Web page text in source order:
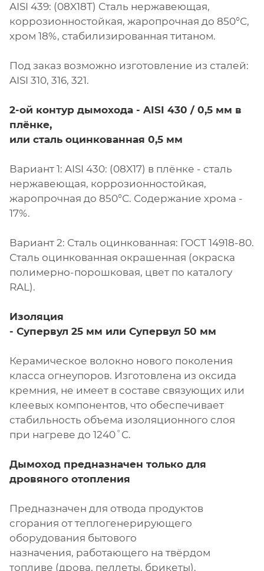
AISI 439: (08X18Т) Сталь нержавеющая,
коррозионностойкая, жаропрочная до 850°С,
хром 18%, стабилизированная титаном.
Под заказ возможно изготовление из сталей:
AISI 310, 316, 321.
2-ой контур дымохода - AISI 430 / 0,5 мм в
плёнке,
или сталь оцинкованная 0,5 мм
Вариант 1: AISI 430: (08X17) в плёнке - сталь
нержавеющая, коррозионностойкая,
жаропрочная до 850°С. Содержание хрома -
17%.
Вариант 2: Сталь оцинкованная: ГОСТ 14918-80.
Сталь оцинкованная окрашенная (окраска
полимерно-порошковая, цвет по каталогу
RAL).
Изоляция
- Супервул 25 мм или Супервул 50 мм
Керамическое волокно нового поколения
класса огнеупоров. Изготовлена из оксида
кремния, не имеет в составе связующих или
клеевых компонентов, что обеспечивает
стабильность объема изоляционного слоя
при нагреве до 1240˚С.
Дымоход предназначен только для
дровяного отопления
Предназначен для отвода продуктов
сгорания от теплогенерирующего
оборудования бытового
назначения, работающего на твёрдом
топливе (дрова, пеллеты, брикеты).